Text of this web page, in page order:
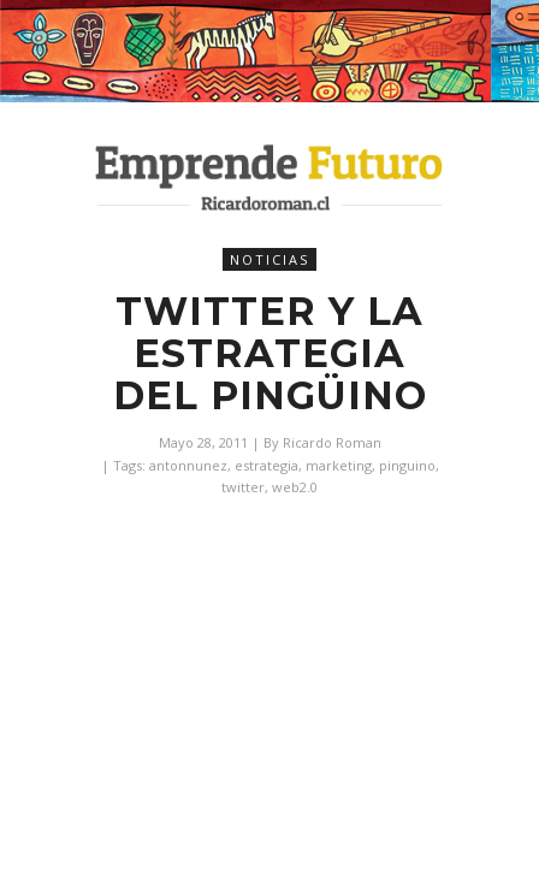
NOTICIAS
TWITTER Y LA
ESTRATEGIA
DEL PINGÜINO
Mayo 28, 2011 | By Ricardo Roman
| Tags: antonnunez, estrategia, marketing, pinguino,
twitter, web2.0